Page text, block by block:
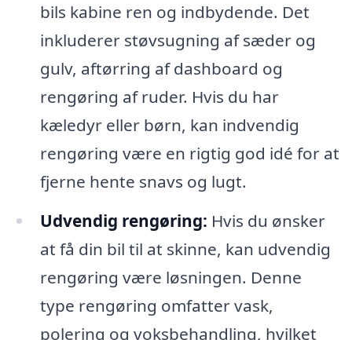
bils kabine ren og indbydende. Det
inkluderer støvsugning af sæder og
gulv, aftørring af dashboard og
rengøring af ruder. Hvis du har
kæledyr eller børn, kan indvendig
rengøring være en rigtig god idé for at
fjerne hente snavs og lugt.
Udvendig rengøring: Hvis du ønsker
at få din bil til at skinne, kan udvendig
rengøring være løsningen. Denne
type rengøring omfatter vask,
polering og voksbehandling, hvilket